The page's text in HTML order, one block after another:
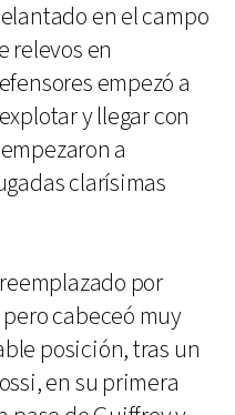
en el campo
relevos en
empezó a
y llegar con
a
clarísimas
por
cabeceó muy
posición, tras un
en su primera